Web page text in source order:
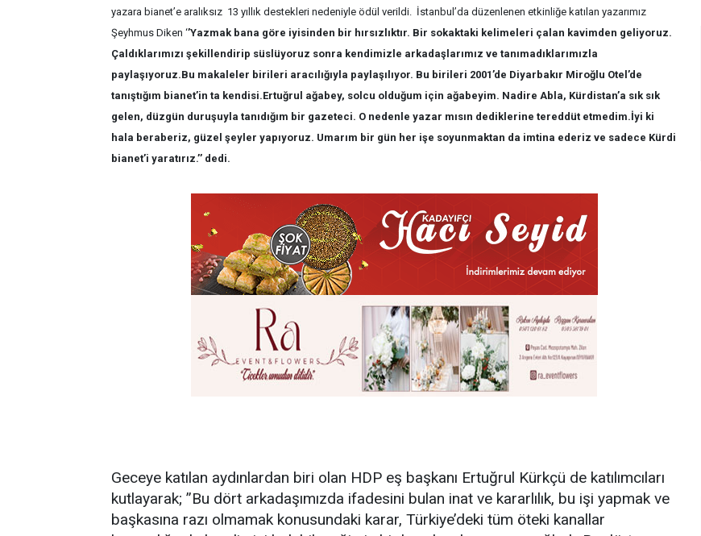
yazara bianet’e aralıksız 13 yıllık destekleri nedeniyle ödül verildi. İstanbul’da düzenlenen etkinliğe katılan yazarımız
Şeyhmus Diken ‘’Yazmak bana göre iyisinden bir hırsızlıktır. Bir sokaktaki kelimeleri çalan kavimden geliyoruz.
Çaldıklarımızı şekillendirip süslüyoruz sonra kendimizle arkadaşlarımız ve tanımadıklarımızla
paylaşıyoruz.Bu makaleler birileri aracılığıyla paylaşılıyor. Bu birileri 2001’de Diyarbakır Miroğlu Otel’de
tanıştığım bianet’in ta kendisi.Ertuğrul ağabey, solcu olduğum için ağabeyim. Nadire Abla, Kürdistan’a sık sık
gelen, düzgün duruşuyla tanıdığım bir gazeteci. O nedenle yazar mısın dediklerine tereddüt etmedim.İyi ki
hala beraberiz, güzel şeyler yapıyoruz. Umarım bir gün her işe soyunmaktan da imtina ederiz ve sadece Kürdi
bianet’i yaratırız.’’ dedi.
Geceye katılan aydınlardan biri olan HDP eş başkanı Ertuğrul Kürkçü de katılımcıları
kutlayarak; ’’Bu dört arkadaşımızda ifadesini bulan inat ve kararlılık, bu işi yapmak ve
başkasına razı olmamak konusundaki karar, Türkiye’deki tüm öteki kanallar